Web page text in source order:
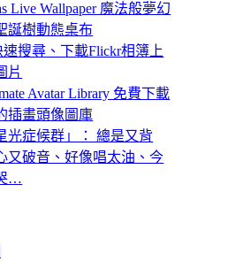
Live Wallpaper 魔法般夢幻
誕樹動態桌布
速搜尋、下載Flickr相簿上
片
Avatar Library 免費下載
插畫頭像圖庫
光症候群」： 總是又背
又破音、好像唱太油、今
…